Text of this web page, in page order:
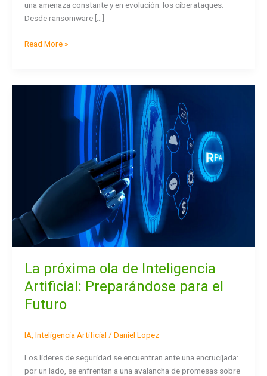
una amenaza constante y en evolución: los ciberataques.
Desde ransomware […]
importancia
de
backups
Read More »
La próxima ola de Inteligencia
Artificial: Preparándose para el
Futuro
IA, Inteligencia Artificial / Daniel Lopez
Los líderes de seguridad se encuentran ante una encrucijada:
por un lado, se enfrentan a una avalancha de promesas sobre
Preparándose
Futuro